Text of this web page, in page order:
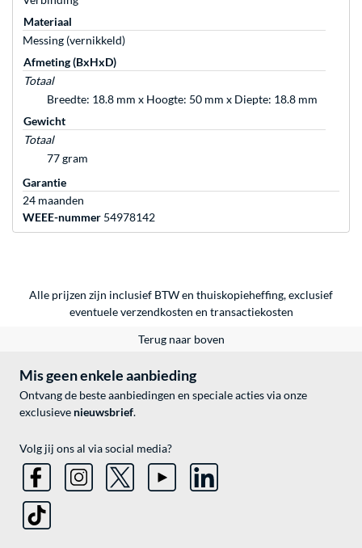
Materiaal
Messing (vernikkeld)
Afmeting (BxHxD)
Totaal
Breedte: 18.8 mm x Hoogte: 50 mm x Diepte: 18.8 mm
Gewicht
Totaal
77 gram
Garantie
24 maanden
WEEE-nummer 54978142
Alle prijzen zijn inclusief BTW en thuiskopieheffing, exclusief
eventueleverzendkosten en transactiekosten
Terug naar boven
Mis geen enkele aanbieding
Ontvang de beste aanbiedingen en speciale acties via onze
exclusieve nieuwsbrief.
Volg jij ons al via social media?